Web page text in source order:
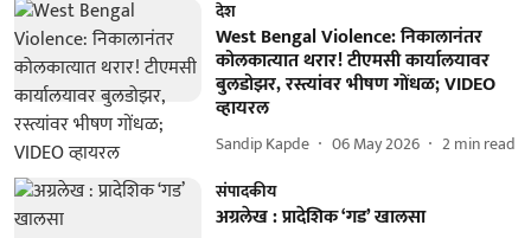
देश
West Bengal Violence: निकालानंतर
कोलकात्यात थरार! टीएमसी कार्यालयावर
बुलडोझर, रस्त्यांवर भीषण गोंधळ; VIDEO
व्हायरल
Sandip Kapde 06 May 2026 2min read
संपादकीय
अग्रलेख : प्रादेशिक ‘गड’ खालसा